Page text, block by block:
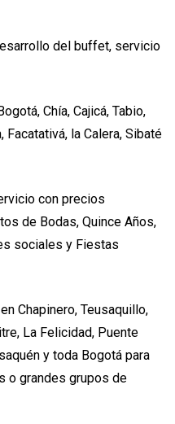
del buffet, servicio
Chía, Cajicá, Tabio,
Facatativá, la Calera, Sibaté
con precios
de Bodas, Quince Años,
sociales y Fiestas
Chapinero, Teusaquillo,
La Felicidad, Puente
y toda Bogotá para
o grandes grupos de